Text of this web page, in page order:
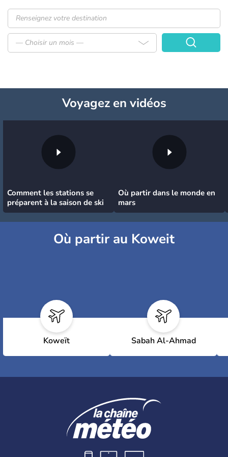
— Choisir un mois —
Voyagezen vidéos
Comment les stations se
préparent à la saison de ski
Où partir dans le monde en
mars
Où partir au Koweit
Koweït Sabah Al-Ahmad